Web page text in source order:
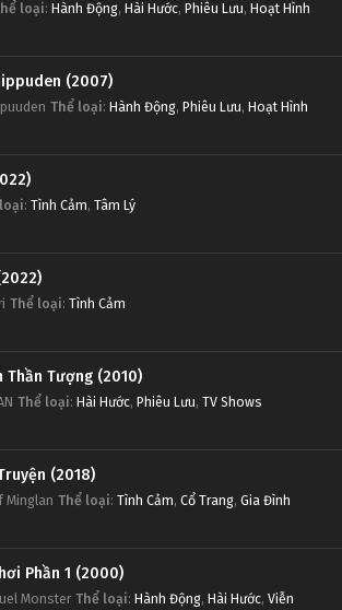
loại: Hành Động, Hài Hước, Phiêu Lưu, Hoạt Hình
(2007)
Thể loại: Hành Động, Phiêu Lưu, Hoạt Hình
: Tình Cảm, Tâm Lý
Thể loại: Tình Cảm
Thần Tượng (2010)
Thể loại: Hài Hước, Phiêu Lưu, TV Shows
(2018)
Minglan Thể loại: Tình Cảm, Cổ Trang, Gia Đình
Vua Trò Chơi Phần 1 (2000)
Monster Thể loại: Hành Động, Hài Hước, Viễn